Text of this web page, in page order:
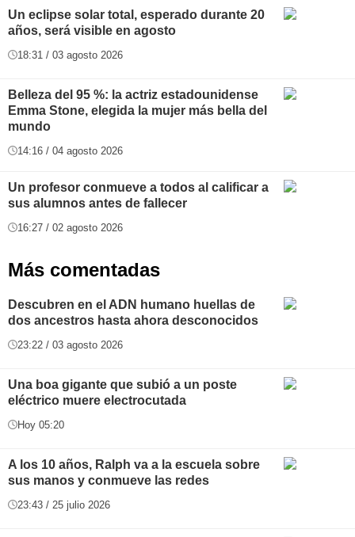
Un eclipse solar total, esperado durante 20
años, será visible en agosto
18:31 / 03 agosto 2026
Belleza del 95 %: la actriz estadounidense
Emma Stone, elegida la mujer más bella del
mundo
14:16 / 04 agosto 2026
Un profesor conmueve a todos al calificar a
sus alumnos antes de fallecer
16:27 / 02 agosto 2026
Más comentadas
Descubren en el ADN humano huellas de
dos ancestros hasta ahora desconocidos
23:22 / 03 agosto 2026
Una boa gigante que subió a un poste
eléctrico muere electrocutada
Hoy 05:20
A los 10 años, Ralph va a la escuela sobre
sus manos y conmueve las redes
23:43 / 25 julio 2026